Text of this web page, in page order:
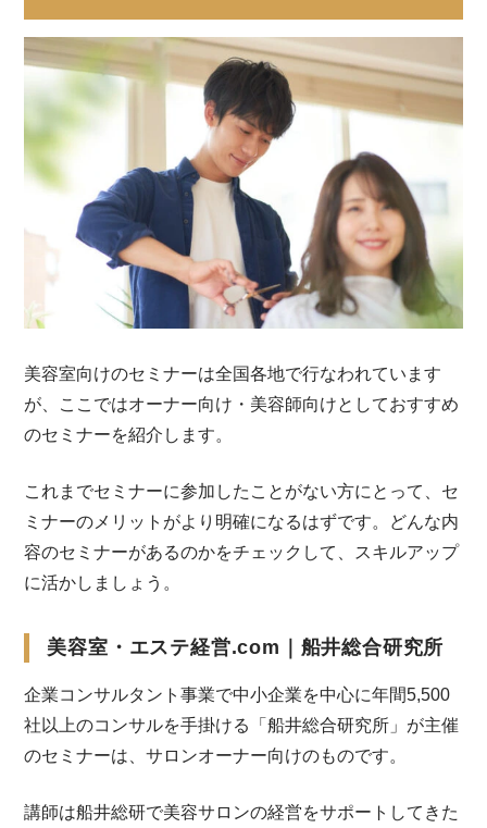
美容室向けのセミナーは全国各地で行なわれています
が、ここではオーナー向け・美容師向けとしておすすめ
のセミナーを紹介します。
これまでセミナーに参加したことがない方にとって、セ
ミナーのメリットがより明確になるはずです。どんな内
容のセミナーがあるのかをチェックして、スキルアップ
に活かしましょう。
美容室・エステ経営.com｜船井総合研究所
企業コンサルタント事業で中小企業を中心に年間5,500
社以上のコンサルを手掛ける「船井総合研究所」が主催
のセミナーは、サロンオーナー向けのものです。
講師は船井総研で美容サロンの経営をサポートしてきた